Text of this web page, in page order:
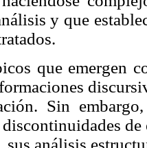
y que
que emergen
Sin
sus análisis